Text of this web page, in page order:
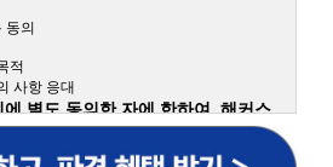
의
적
사항 응대
별도 동의한 자에 한하여 해커스
롯한 해커스 교육그룹의 새로운 서
트, 최신 정보 안내 등 신청자의 취